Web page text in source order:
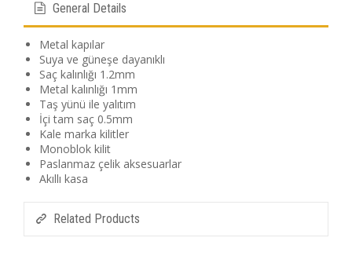
General Details
Metal kapılar
Suya ve güneşe dayanıklı
Saç kalınlığı 1.2mm
Metal kalınlığı 1mm
Taş yünü ile yalıtım
İçi tam saç 0.5mm
Kale marka kilitler
Monoblok kilit
Paslanmaz çelik aksesuarlar
Akıllı kasa
Related Products